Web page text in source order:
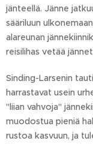
jänteellä. Jänne
sääriluun
alareunan
reisilihas vetää
Sinding-Larsenin
harrastavat usein
"liian vahvoja"
muodostua pieniä
rustoa kasvuun, ja